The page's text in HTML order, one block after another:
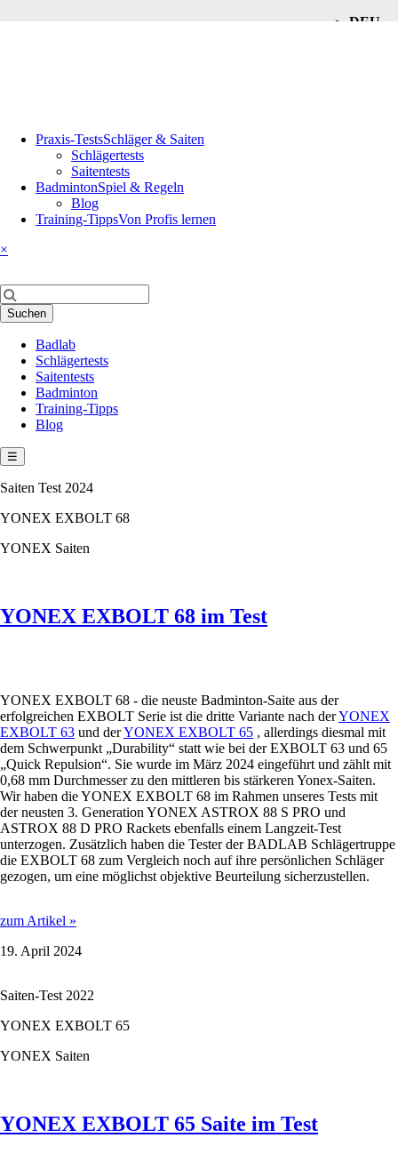
DEU
überspringen
Praxis-TestsSchläger & Saiten
Schlägertests
Saitentests
BadmintonSpiel & Regeln
Blog
Training-TippsVon Profis lernen
×
Suchbegriffe
Suchen
überspringen
Badlab
Schlägertests
Saitentests
Badminton
Training-Tipps
Blog
☰
Saiten Test 2024
YONEX EXBOLT 68
YONEX Saiten
YONEX EXBOLT 68 im Test
YONEX EXBOLT 68 - die neuste Badminton-Saite aus der
erfolgreichen EXBOLT Serie ist die dritte Variante nach derYONEX
EXBOLT 63 und derYONEX EXBOLT 65 , allerdings diesmal mit
dem Schwerpunkt „Durability“ statt wie bei der EXBOLT 63 und 65
„Quick Repulsion“. Sie wurde im März 2024 eingeführt und zählt mit
0,68 mm Durchmesser zu den mittleren bis stärkeren Yonex-Saiten.
Wir haben die YONEX EXBOLT 68 im Rahmen unseres Tests mit
der neusten 3. Generation YONEX ASTROX 88 S PRO und
ASTROX 88 D PRO Rackets ebenfalls einem Langzeit-Test
unterzogen. Zusätzlich haben die Tester der BADLAB Schlägertruppe
die EXBOLT 68 zum Vergleich noch auf ihre persönlichen Schläger
gezogen, um eine möglichst objektive Beurteilung sicherzustellen.
zum Artikel »
68
19. April 2024
Saiten-Test 2022
YONEX EXBOLT 65
YONEX Saiten
YONEX EXBOLT 65 Saite im Test